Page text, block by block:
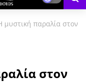
μυστική παραλία στον
στον